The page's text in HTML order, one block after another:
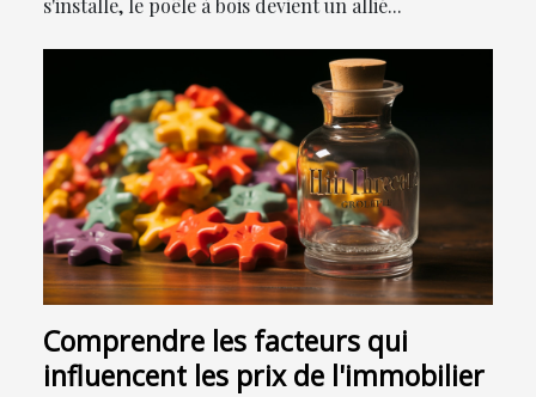
Comprendre les facteurs qui
influencent les prix de l'immobilier